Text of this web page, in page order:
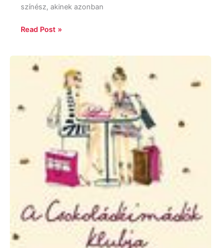
színész, akinek azonban
Read Post »
Matthews:
Csokoládéimádók
Klubja